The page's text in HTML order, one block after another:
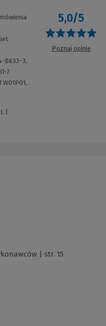
8633-3,
7
W01P01,
5,0/5
Poznaj opinie
|
| str. 15